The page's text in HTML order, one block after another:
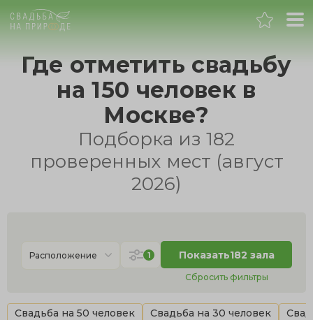
Москва
День рождения
Где отметить свадьбу
на 150 человек в
Москве?
Подборка из 182
проверенных мест (август
2026)
Расположение 1 Показать182 зала
Сбросить фильтры
Свадьба на 50 человек Свадьба на 30 человек